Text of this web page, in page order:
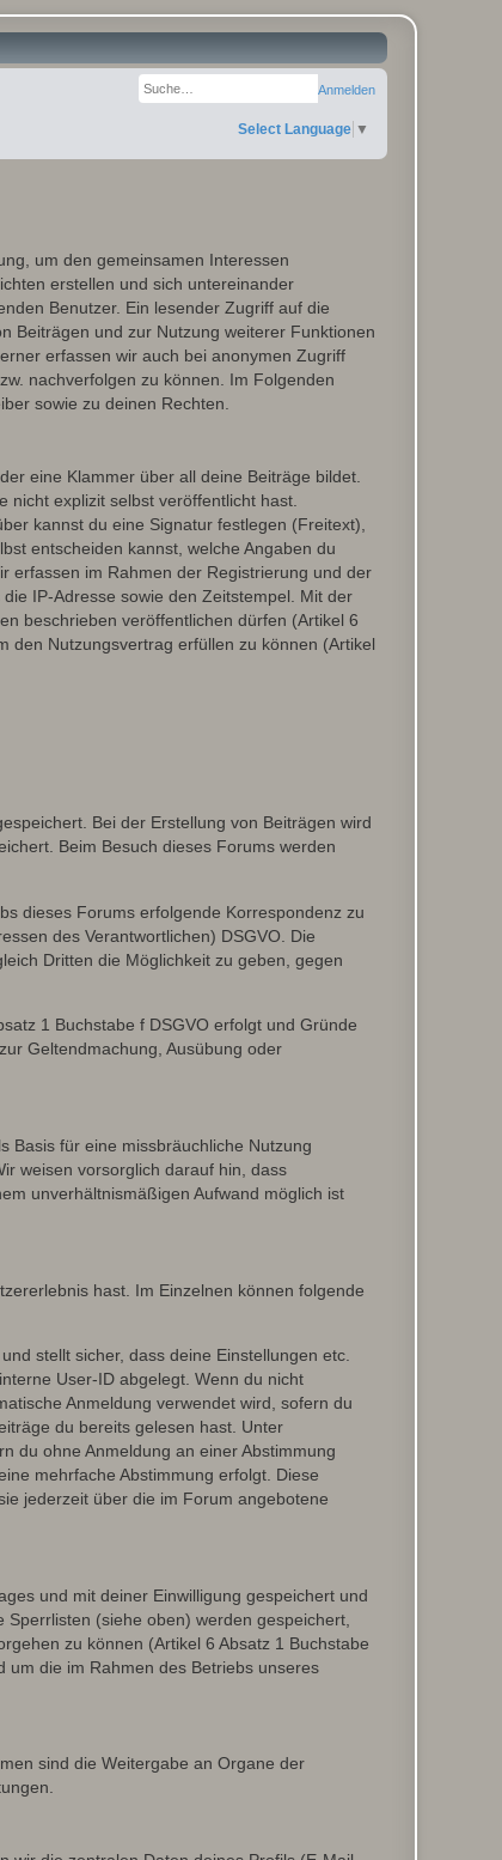
Suche
Erweiterte Suche
Anmelden
Select Language ▼
um den gemeinsamen Interessen
erstellen und sich untereinander
Benutzer. Ein lesender Zugriff auf die
Beiträgen und zur Nutzung weiterer Funktionen
erfassen wir auch bei anonymen Zugriff
nachverfolgen zu können. Im Folgenden
sowie zu deinen Rechten.
eine Klammer über all deine Beiträge bildet.
explizit selbst veröffentlicht hast.
kannst du eine Signatur festlegen (Freitext),
entscheiden kannst, welche Angaben du
erfassen im Rahmen der Registrierung und der
IP-Adresse sowie den Zeitstempel. Mit der
beschrieben veröffentlichen dürfen (Artikel 6
den Nutzungsvertrag erfüllen zu können (Artikel
Bei der Erstellung von Beiträgen wird
Beim Besuch dieses Forums werden
dieses Forums erfolgende Korrespondenz zu
des Verantwortlichen) DSGVO. Die
Dritten die Möglichkeit zu geben, gegen
1 Buchstabe f DSGVO erfolgt und Gründe
Geltendmachung, Ausübung oder
Basis für eine missbräuchliche Nutzung
weisen vorsorglich darauf hin, dass
unverhältnismäßigen Aufwand möglich ist
hast. Im Einzelnen können folgende
stellt sicher, dass deine Einstellungen etc.
User-ID abgelegt. Wenn du nicht
Anmeldung verwendet wird, sofern du
du bereits gelesen hast. Unter
du ohne Anmeldung an einer Abstimmung
mehrfache Abstimmung erfolgt. Diese
jederzeit über die im Forum angebotene
und mit deiner Einwilligung gespeichert und
(siehe oben) werden gespeichert,
zu können (Artikel 6 Absatz 1 Buchstabe
um die im Rahmen des Betriebs unseres
sind die Weitergabe an Organe der